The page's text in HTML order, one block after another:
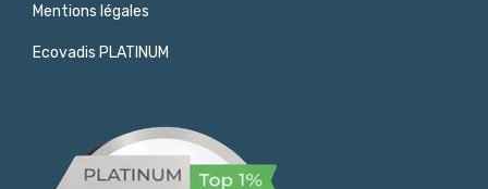
Mentions légales
Ecovadis PLATINUM